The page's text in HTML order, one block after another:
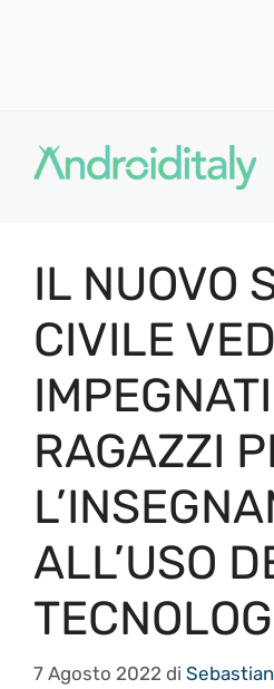
contenuto
IL NUOVO
CIVILE
RAGAZZI
ALL’USO
7 Agosto 2022 di